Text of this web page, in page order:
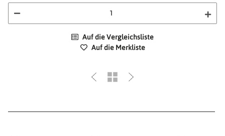
Auf die Vergleichsliste
Auf die Merkliste